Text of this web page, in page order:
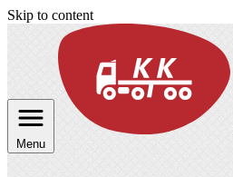
Skip to content
Menu